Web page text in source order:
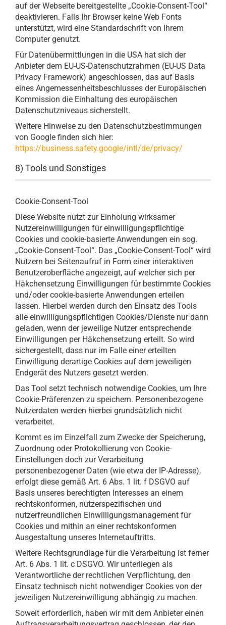
auf der Webseite bereitgestellte „Cookie-Consent-Tool“
deaktivieren. Falls Ihr Browser keine Web Fonts
unterstützt, wird eine Standardschrift von Ihrem
Computer genutzt.
Für Datenübermittlungen in die USA hat sich der
Anbieter dem EU-US-Datenschutzrahmen (EU-US Data
Privacy Framework) angeschlossen, das auf Basis
eines Angemessenheitsbeschlusses der Europäischen
Kommission die Einhaltung des europäischen
Datenschutzniveaus sicherstellt.
Weitere Hinweise zu den Datenschutzbestimmungen
von Google finden sich hier:
https://business.safety.google/intl/de/privacy/
8) Tools und Sonstiges
Cookie-Consent-Tool
Diese Website nutzt zur Einholung wirksamer
Nutzereinwilligungen für einwilligungspflichtige
Cookies und cookie-basierte Anwendungen ein sog.
„Cookie-Consent-Tool“. Das „Cookie-Consent-Tool“ wird
Nutzern bei Seitenaufruf in Form einer interaktiven
Benutzeroberfläche angezeigt, auf welcher sich per
Häkchensetzung Einwilligungen für bestimmte Cookies
und/oder cookie-basierte Anwendungen erteilen
lassen. Hierbei werden durch den Einsatz des Tools
alle einwilligungspflichtigen Cookies/Dienste nur dann
geladen, wenn der jeweilige Nutzer entsprechende
Einwilligungen per Häkchensetzung erteilt. So wird
sichergestellt, dass nur im Falle einer erteilten
Einwilligung derartige Cookies auf dem jeweiligen
Endgerät des Nutzers gesetzt werden.
Das Tool setzt technisch notwendige Cookies, um Ihre
Cookie-Präferenzen zu speichern. Personenbezogene
Nutzerdaten werden hierbei grundsätzlich nicht
verarbeitet.
Kommt es im Einzelfall zum Zwecke der Speicherung,
Zuordnung oder Protokollierung von Cookie-
Einstellungen doch zur Verarbeitung
personenbezogener Daten (wie etwa der IP-Adresse),
erfolgt diese gemäß Art. 6 Abs. 1 lit. f DSGVO auf
Basis unseres berechtigten Interesses an einem
rechtskonformen, nutzerspezifischen und
nutzerfreundlichen Einwilligungsmanagement für
Cookies und mithin an einer rechtskonformen
Ausgestaltung unseres Internetauftritts.
Weitere Rechtsgrundlage für die Verarbeitung ist ferner
Art. 6 Abs. 1 lit. c DSGVO. Wir unterliegen als
Verantwortliche der rechtlichen Verpflichtung, den
Einsatz technisch nicht notwendiger Cookies von der
jeweiligen Nutzereinwilligung abhängig zu machen.
Soweit erforderlich, haben wir mit dem Anbieter einen